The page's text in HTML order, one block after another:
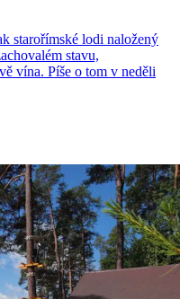
starořímské lodi naložený
stavu,
vína. Píše o tom v neděli